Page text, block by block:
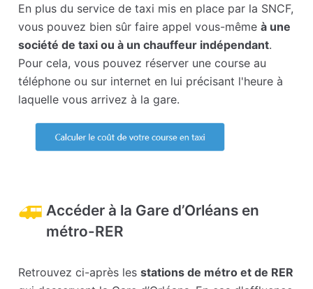
En plus du service de taxi mis en place par la SNCF,
vous pouvez bien sûr faire appel vous-mêmeà une
société de taxi ou à un chauffeur indépendant.
Pour cela, vous pouvez réserver une course au
téléphone ou sur internet en lui précisant l'heure à
laquelle vous arrivez à la gare.
Accéder à la Gare d’Orléans en
métro-RER
Retrouvez ci-après lesstations de métro et de RER